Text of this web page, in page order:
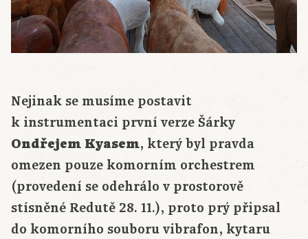
Nejinak se musíme postavit
k instrumentaci první verze Šárky
Ondřejem Kyasem, který byl pravda
omezen pouze komorním orchestrem
(provedení se odehrálo v prostorově
stísněné Redutě 28. 11.), proto prý připsal
do komorního souboru vibrafon, kytaru